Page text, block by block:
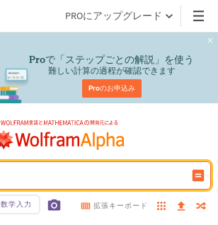
PROにアップグレード
Proで「ステップごとの解説」を使う
難しい計算の過程が確認できます
Proのお申込み
数学入力 拡張キーボード